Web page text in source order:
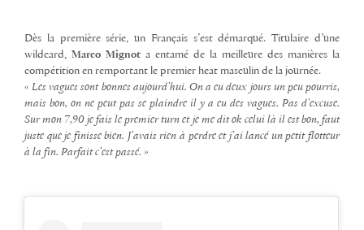
Dès la première série, un Français s’est démarqué. Titulaire d’une
wildcard, Marco Mignot a entamé de la meilleure des manières la
compétition en remportant le premier heat masculin de la journée.
«Les vagues sont bonnes aujourd’hui. On a eu deux jours un peu pourris,
mais bon, on ne peut pas se plaindre il y a eu des vagues. Pas d’excuse.
Sur mon 7,90je fais le premier turn et je me dit ok celui là il est bon, faut
juste que je finisse bien. J’avais rien à perdre et j’ai lancé un petit flotteur
à la fin. Parfait c’est passé. »